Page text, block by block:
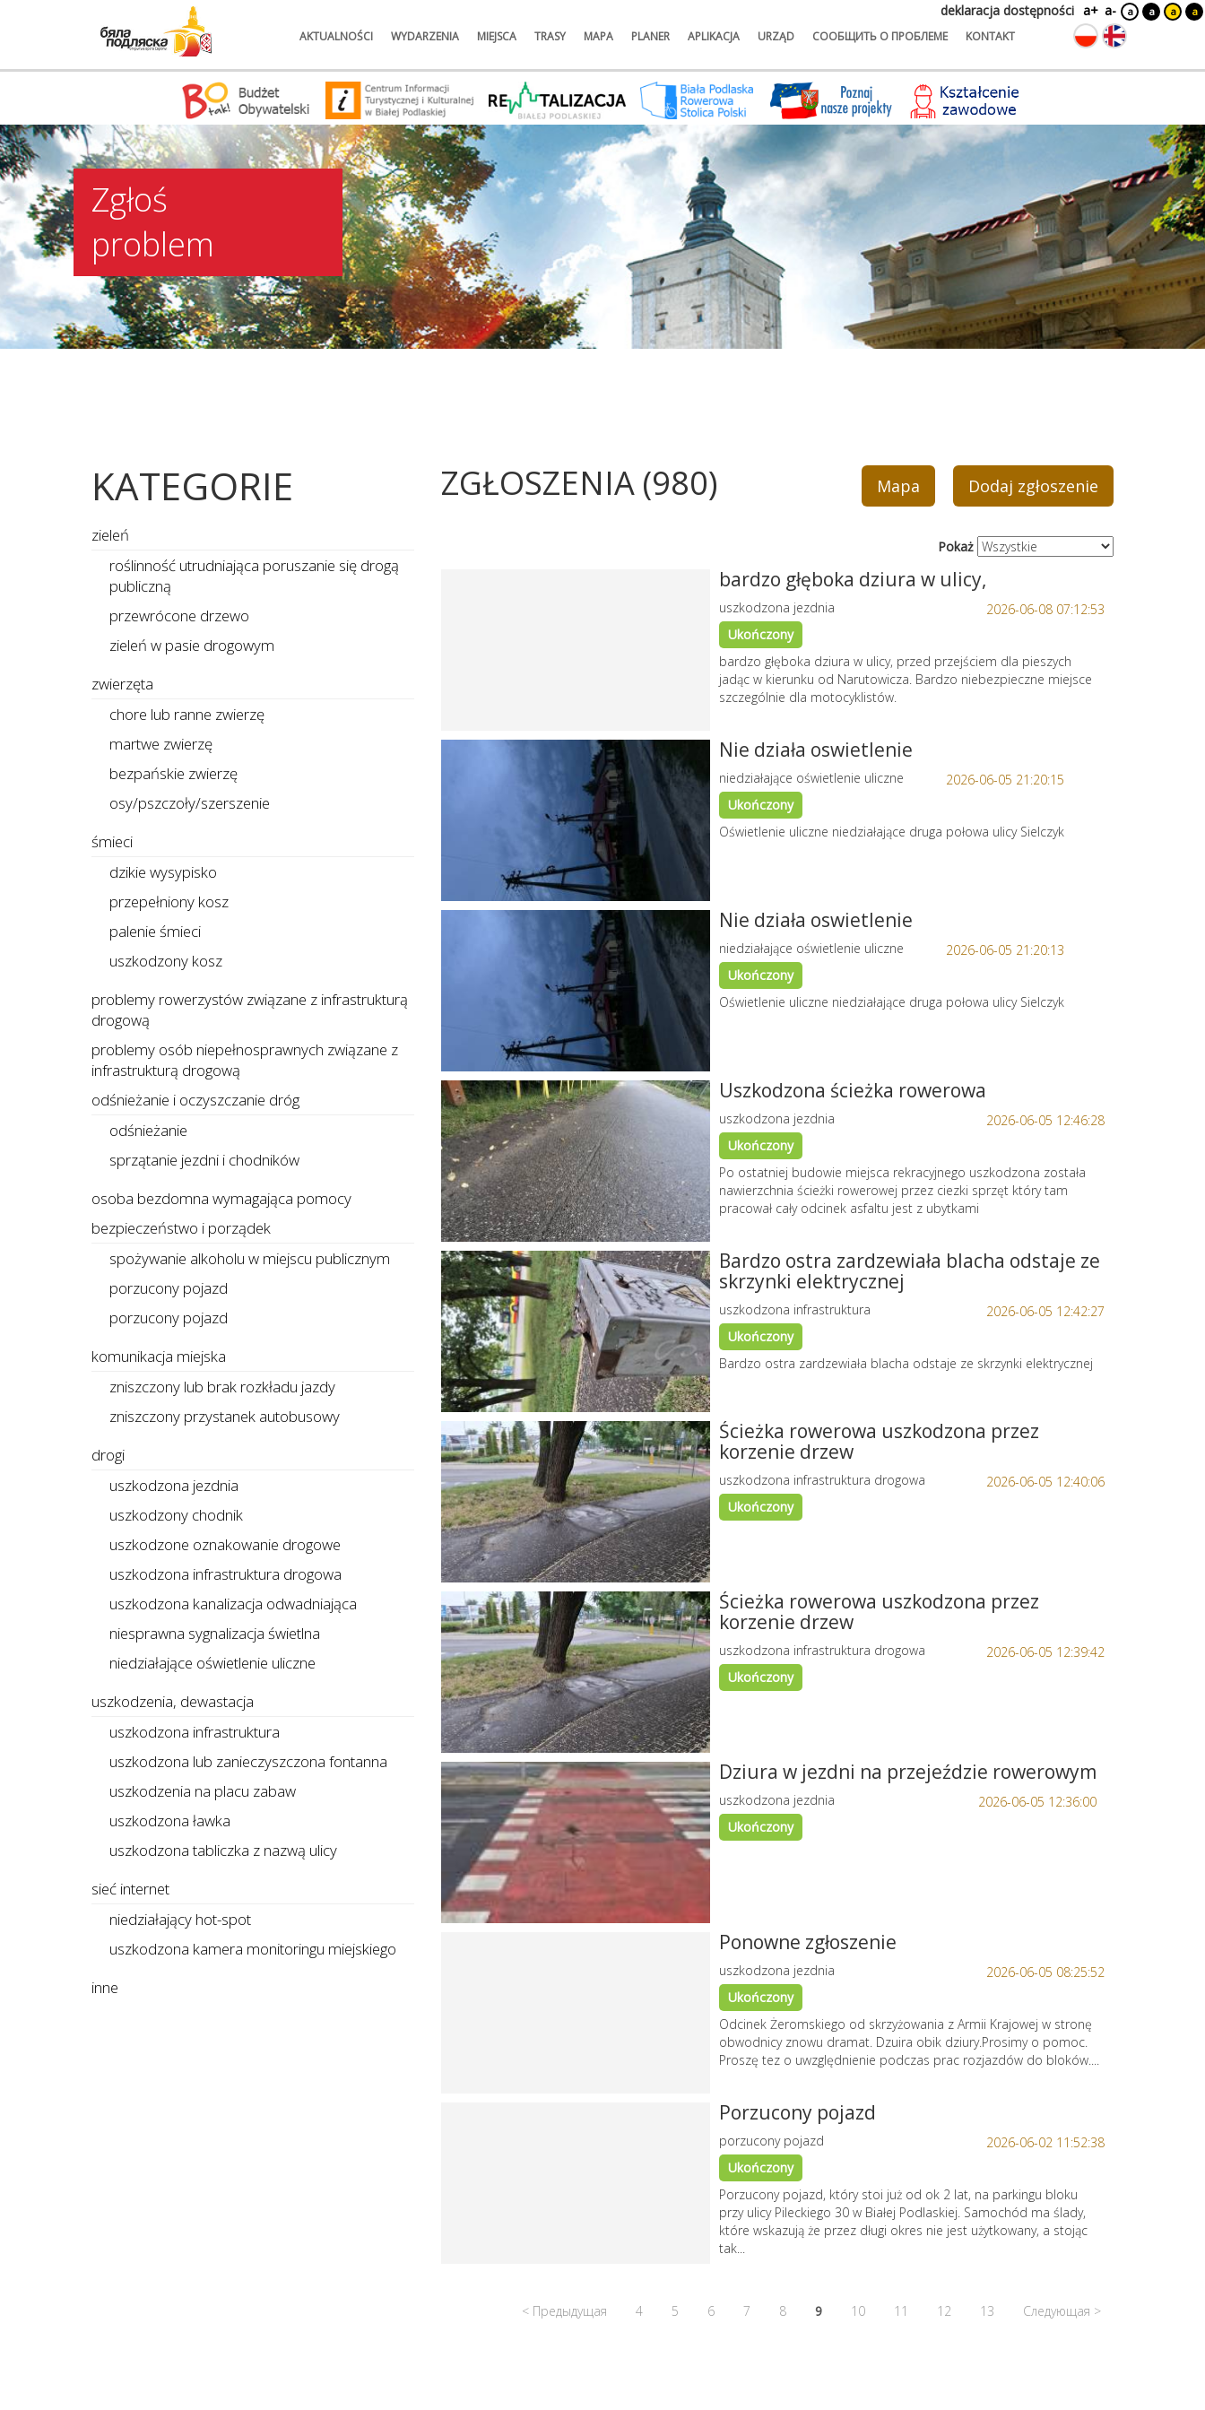
AKTUALNOŚCI WYDARZENIA MIEJSCA TRASY MAPA PLANER APLIKACJA URZĄD СООБЩИТЬ О ПРОБЛЕМЕ KONTAKT
deklaracja dostępności a+ a- a a a a
Zgłoś
problem
Dodaj zgłoszenie
Mapa
ZGŁOSZENIA (980)
Pokaż
bardzo głęboka dziura w ulicy,
2026-06-08 07:12:53
uszkodzona jezdnia
Ukończony
bardzo głęboka dziura w ulicy, przed przejściem dla pieszych
jadąc w kierunku od Narutowicza. Bardzo niebezpieczne miejsce
szczególnie dla motocyklistów.
Nie działa oswietlenie
2026-06-05 21:20:15
niedziałające oświetlenie uliczne
Ukończony
Oświetlenie uliczne niedziałające druga połowa ulicy Sielczyk
Nie działa oswietlenie
2026-06-05 21:20:13
niedziałające oświetlenie uliczne
Ukończony
Oświetlenie uliczne niedziałające druga połowa ulicy Sielczyk
Uszkodzona ścieżka rowerowa
2026-06-05 12:46:28
uszkodzona jezdnia
Ukończony
Po ostatniej budowie miejsca rekracyjnego uszkodzona została
nawierzchnia ścieżki rowerowej przez ciezki sprzęt który tam
pracował cały odcinek asfaltu jest z ubytkami
Bardzo ostra zardzewiała blacha odstaje ze
skrzynki elektrycznej
2026-06-05 12:42:27
uszkodzona infrastruktura
Ukończony
Bardzo ostra zardzewiała blacha odstaje ze skrzynki elektrycznej
Ścieżka rowerowa uszkodzona przez
korzenie drzew
2026-06-05 12:40:06
uszkodzona infrastruktura drogowa
Ukończony
Ścieżka rowerowa uszkodzona przez
korzenie drzew
2026-06-05 12:39:42
uszkodzona infrastruktura drogowa
Ukończony
Dziura w jezdni na przejeździe rowerowym
2026-06-05 12:36:00
uszkodzona jezdnia
Ukończony
Ponowne zgłoszenie
2026-06-05 08:25:52
uszkodzona jezdnia
Ukończony
Odcinek Żeromskiego od skrzyżowania z Armii Krajowej w stronę
obwodnicy znowu dramat. Dzuira obik dziury.Prosimy o pomoc.
Proszę tez o uwzględnienie podczas prac rozjazdów do bloków....
Porzucony pojazd
2026-06-02 11:52:38
porzucony pojazd
Ukończony
Porzucony pojazd, który stoi już od ok 2 lat, na parkingu bloku
przy ulicy Pileckiego 30 w Białej Podlaskiej. Samochód ma ślady,
które wskazują że przez długi okres nie jest użytkowany, a stojąc
tak...
< Предыдущая 4 5 6 7 8 9 10 11 12 13 Следующая >
KATEGORIE
zieleń
roślinność utrudniająca poruszanie się drogą
publiczną
przewrócone drzewo
zieleń w pasie drogowym
zwierzęta
chore lub ranne zwierzę
martwe zwierzę
bezpańskie zwierzę
osy/pszczoły/szerszenie
śmieci
dzikie wysypisko
przepełniony kosz
palenie śmieci
uszkodzony kosz
problemy rowerzystów związane z infrastrukturą
drogową
problemy osób niepełnosprawnych związane z
infrastrukturą drogową
odśnieżanie i oczyszczanie dróg
odśnieżanie
sprzątanie jezdni i chodników
osoba bezdomna wymagająca pomocy
bezpieczeństwo i porządek
spożywanie alkoholu w miejscu publicznym
porzucony pojazd
porzucony pojazd
komunikacja miejska
zniszczony lub brak rozkładu jazdy
zniszczony przystanek autobusowy
drogi
uszkodzona jezdnia
uszkodzony chodnik
uszkodzone oznakowanie drogowe
uszkodzona infrastruktura drogowa
uszkodzona kanalizacja odwadniająca
niesprawna sygnalizacja świetlna
niedziałające oświetlenie uliczne
uszkodzenia, dewastacja
uszkodzona infrastruktura
uszkodzona lub zanieczyszczona fontanna
uszkodzenia na placu zabaw
uszkodzona ławka
uszkodzona tabliczka z nazwą ulicy
sieć internet
niedziałający hot-spot
uszkodzona kamera monitoringu miejskiego
inne